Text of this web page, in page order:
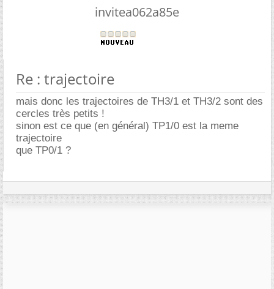
invitea062a85e
Re : trajectoire
mais donc les trajectoires de TH3/1 et TH3/2 sont des
cercles très petits !
sinon est ce que (en général) TP1/0 est la meme
trajectoire
que TP0/1 ?